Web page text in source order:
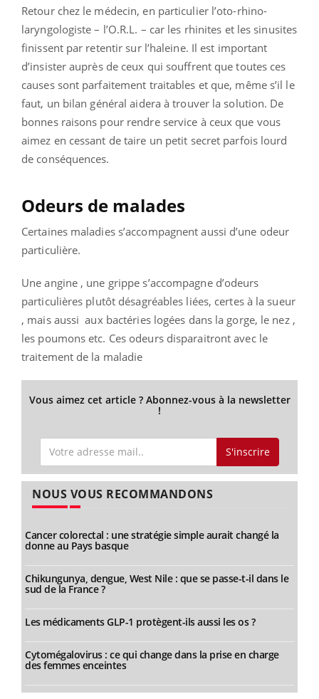
Retour chez le médecin, en particulier l’oto-rhino-
laryngologiste – l’O.R.L. – car les rhinites et les sinusites
finissent par retentir sur l’haleine. Il est important
d’insister auprès de ceux qui souffrent que toutes ces
causes sont parfaitement traitables et que, même s’il le
faut, un bilan général aidera à trouver la solution. De
bonnes raisons pour rendre service à ceux que vous
aimez en cessant de taire un petit secret parfois lourd
de conséquences.
Odeurs de malades
Certaines maladies s’accompagnent aussi d’une odeur
particulière.
Une angine , une grippe s’accompagne d’odeurs
particulières plutôt désagréables liées, certes à la sueur
, mais aussi aux bactéries logées dans la gorge, le nez ,
les poumons etc. Ces odeurs disparaitront avec le
traitement de la maladie
Vous aimez cet article ? Abonnez-vous à la newsletter
!
S'inscrire
NOUS VOUS RECOMMANDONS
Cancer colorectal : une stratégie simple aurait changé la
donne au Pays basque
Chikungunya, dengue, West Nile : que se passe-t-il dans le
sud de la France ?
Les médicaments GLP-1 protègent-ils aussi les os ?
Cytomégalovirus : ce qui change dans la prise en charge
des femmes enceintes